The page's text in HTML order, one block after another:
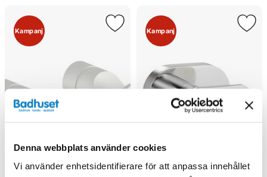
Denna webbplats använder cookies
Vi använder enhetsidentifierare för att anpassa innehållet
Kampanj Kampanj